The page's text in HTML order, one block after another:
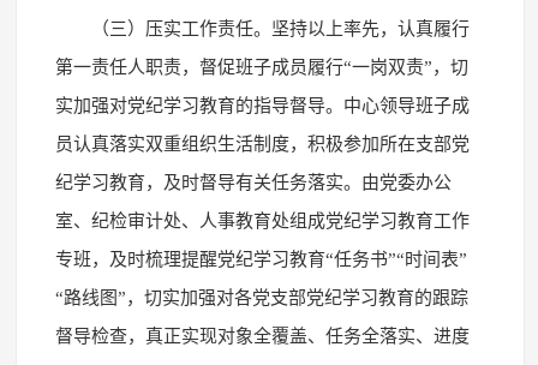
（三）压实工作责任。坚持以上率先，认真履行
第一责任人职责，督促班子成员履行“一岗双责”，切
实加强对党纪学习教育的指导督导。中心领导班子成
员认真落实双重组织生活制度，积极参加所在支部党
纪学习教育，及时督导有关任务落实。由党委办公
室、纪检审计处、人事教育处组成党纪学习教育工作
专班，及时梳理提醒党纪学习教育“任务书”“时间表”
“路线图”，切实加强对各党支部党纪学习教育的跟踪
督导检查，真正实现对象全覆盖、任务全落实、进度